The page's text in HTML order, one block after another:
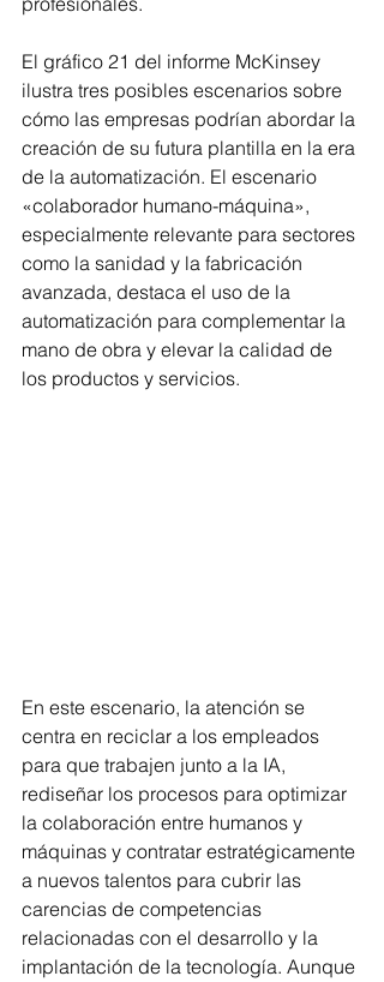
El gráfico 21 del informe McKinsey
ilustra tres posibles escenarios sobre
cómo las empresas podrían abordar la
creación de su futura plantilla en la era
de la automatización. El escenario
«colaborador humano-máquina»,
especialmente relevante para sectores
como la sanidad y la fabricación
avanzada, destaca el uso de la
automatización para complementar la
mano de obra y elevar la calidad de
los productos y servicios.
En este escenario, la atención se
centra en reciclar a los empleados
para que trabajen junto a la IA,
rediseñar los procesos para optimizar
la colaboración entre humanos y
máquinas y contratar estratégicamente
a nuevos talentos para cubrir las
carencias de competencias
relacionadas con el desarrollo y la
implantación de la tecnología. Aunque